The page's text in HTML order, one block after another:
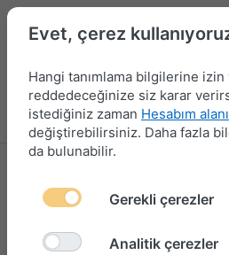
Menü Giriş yap Karşılaştırma
Evet, çerez
Hangi tanımlama bilgilerine
reddedeceğinize siz karar
istediğiniz zaman Hesabım
değiştirebilirsiniz. Daha fazla
da bulunabilir.
Gerekli çerezler
Analitik çerezler